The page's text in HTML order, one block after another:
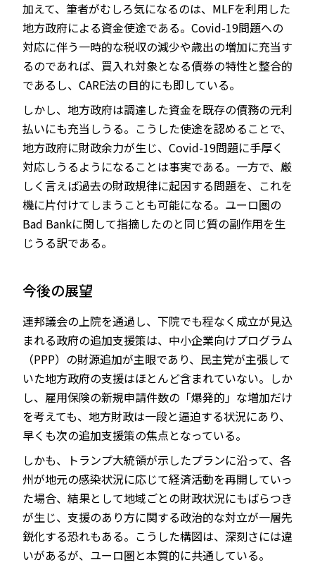
加えて、筆者がむしろ気になるのは、MLFを利用した
地方政府による資金使途である。Covid-19問題への
対応に伴う一時的な税収の減少や歳出の増加に充当す
るのであれば、買入れ対象となる債券の特性と整合的
であるし、CARE法の目的にも即している。
しかし、地方政府は調達した資金を既存の債務の元利
払いにも充当しうる。こうした使途を認めることで、
地方政府に財政余力が生じ、Covid-19問題に手厚く
対応しうるようになることは事実である。一方で、厳
しく言えば過去の財政規律に起因する問題を、これを
機に片付けてしまうことも可能になる。ユーロ圏の
Bad Bankに関して指摘したのと同じ質の副作用を生
じうる訳である。
今後の展望
連邦議会の上院を通過し、下院でも程なく成立が見込
まれる政府の追加支援策は、中小企業向けプログラム
（PPP）の財源追加が主眼であり、民主党が主張して
いた地方政府の支援はほとんど含まれていない。しか
し、雇用保険の新規申請件数の「爆発的」な増加だけ
を考えても、地方財政は一段と逼迫する状況にあり、
早くも次の追加支援策の焦点となっている。
しかも、トランプ大統領が示したプランに沿って、各
州が地元の感染状況に応じて経済活動を再開していっ
た場合、結果として地域ごとの財政状況にもばらつき
が生じ、支援のあり方に関する政治的な対立が一層先
鋭化する恐れもある。こうした構図は、深刻さには違
いがあるが、ユーロ圏と本質的に共通している。